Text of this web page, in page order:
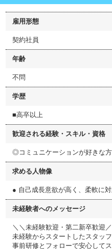
雇用形態
契約社員
年齢
不問
学歴
■高卒以上
歓迎される経験・スキル・資格
◎コミュニケーションが好きな方
求める人物像
● 自己成長意欲が高く、柔軟に
未経験者へのメッセージ
＼＼未経験歓迎・第二新卒歓迎
未経験からスタートしたスタッフ
事前研修とフォローで安心してス